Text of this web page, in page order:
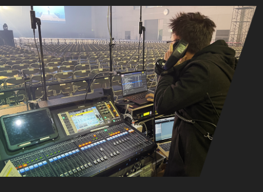
2022.12.07 お知らせ
ZOOM配信サポート、YouTube配信サポート
2022.11.10 お知らせ
ホームページリニューアルのお知らせ